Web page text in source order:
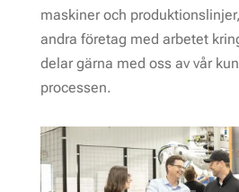
maskiner och
andra företag med arbetet
delar gärna med oss av vår
processen.